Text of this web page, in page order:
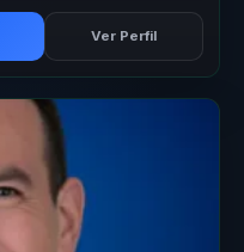
Ver Perfil